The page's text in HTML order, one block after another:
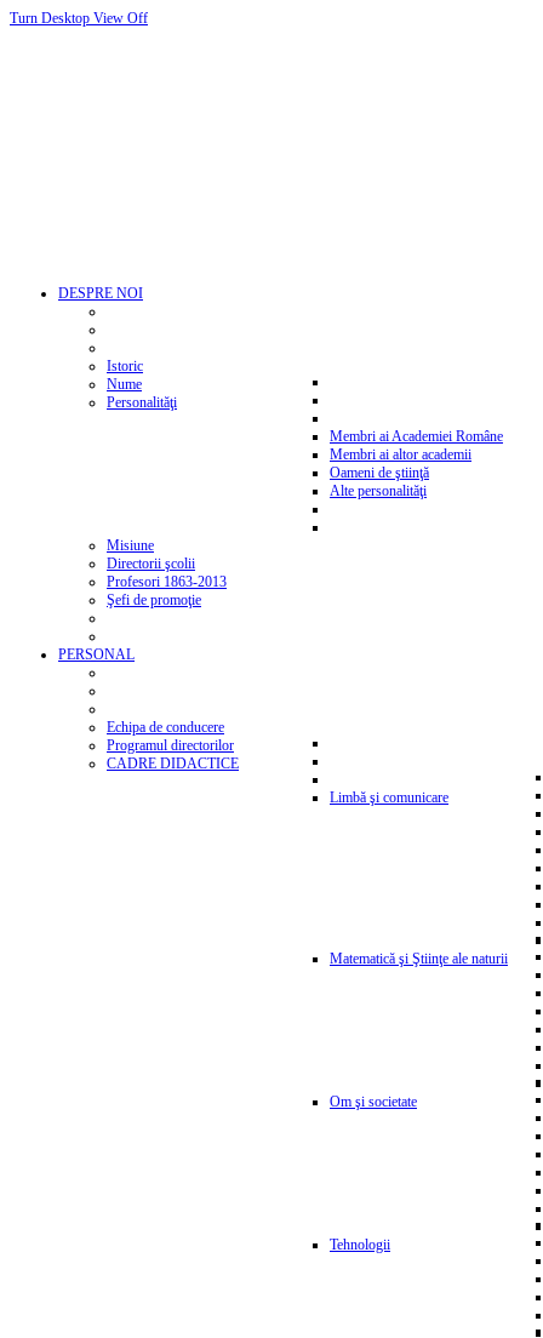
Turn Desktop View Off
DESPRE NOI
Istoric
Nume
Personalităţi
Membri ai Academiei Române
Membri ai altor academii
Oameni de ştiinţă
Alte personalităţi
Misiune
Directorii şcolii
Profesori 1863-2013
Şefi de promoţie
PERSONAL
Echipa de conducere
Programul directorilor
CADRE DIDACTICE
Limbă şi comunicare
Matematică şi Ştiinţe ale naturii
Om şi societate
Tehnologii